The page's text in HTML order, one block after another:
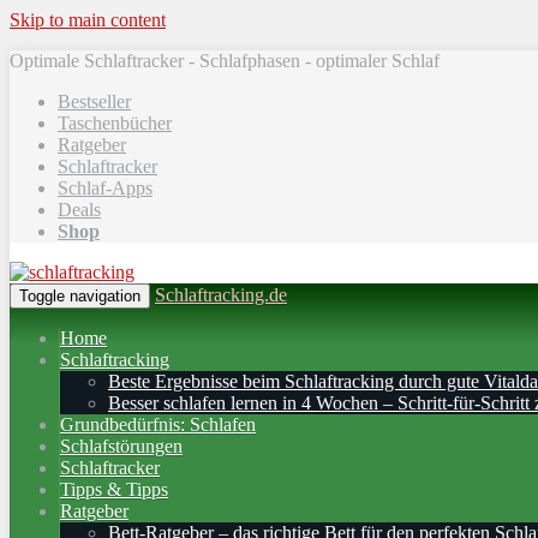
Skip to main content
Optimale Schlaftracker - Schlafphasen - optimaler Schlaf
Bestseller
Taschenbücher
Ratgeber
Schlaftracker
Schlaf-Apps
Deals
Shop
Toggle navigation Schlaftracking.de
Home
Schlaftracking
Beste Ergebnisse beim Schlaftracking durch gute
Besser schlafen lernen in 4 Wochen – Schritt‑für‑Schritt
Grundbedürfnis: Schlafen
Schlafstörungen
Schlaftracker
Tipps & Tipps
Ratgeber
Bett-Ratgeber – das richtige Bett für den perfekten